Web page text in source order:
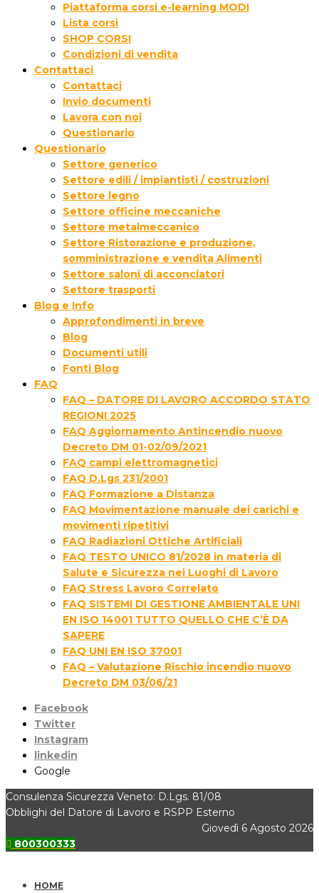
Piattaforma corsi e-learning MODI
Lista corsi
SHOP CORSI
Condizioni di vendita
Contattaci
Contattaci
Invio documenti
Lavora con noi
Questionario
Questionario
Settore generico
Settore edili / impiantisti / costruzioni
Settore legno
Settore officine meccaniche
Settore metalmeccanico
Settore Ristorazione e produzione,
somministrazione e vendita Alimenti
Settore saloni di acconciatori
Settore trasporti
Blog e Info
Approfondimenti in breve
Blog
Documenti utili
Fonti Blog
FAQ
FAQ – DATORE DI LAVORO ACCORDO STATO
REGIONI 2025
FAQ Aggiornamento Antincendio nuovo
Decreto DM 01-02/09/2021
FAQ campi elettromagnetici
FAQ D.Lgs 231/2001
FAQ Formazione a Distanza
FAQ Movimentazione manuale dei carichi e
movimenti ripetitivi
FAQ Radiazioni Ottiche Artificiali
FAQ TESTO UNICO 81/2028 in materia di
Salute e Sicurezza nei Luoghi di Lavoro
FAQ Stress Lavoro Correlato
FAQ SISTEMI DI GESTIONE AMBIENTALE UNI
EN ISO 14001 TUTTO QUELLO CHE C’È DA
SAPERE
FAQ UNI EN ISO 37001
FAQ – Valutazione Rischio incendio nuovo
Decreto DM 03/06/21
Facebook
Twitter
Instagram
linkedin
Google
Consulenza Sicurezza Veneto: D.Lgs. 81/08
Obblighi del Datore di Lavoro e RSPP Esterno
Giovedì 6 Agosto 2026
800300333
HOME